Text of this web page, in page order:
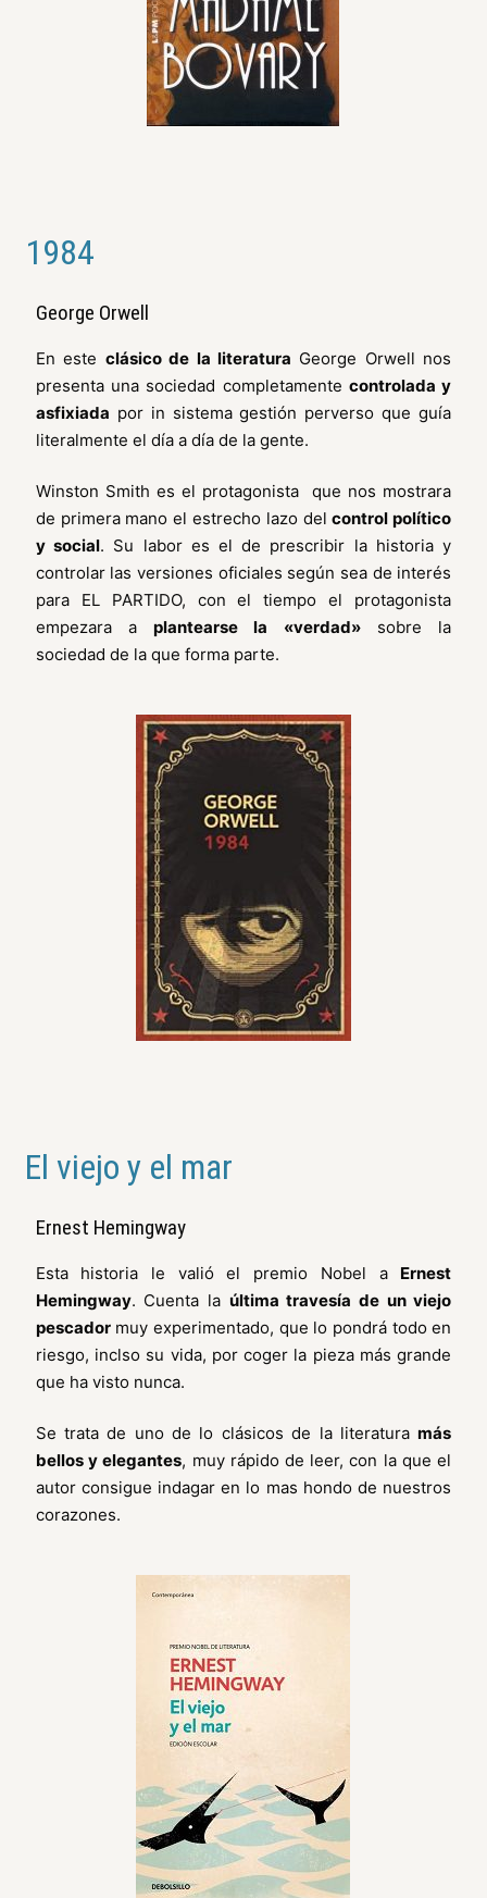
1984
George Orwell
En este clásico de la literatura George Orwell nos
presenta una sociedad completamente controlada y
asfixiada por in sistema gestión perverso que guía
literalmente el día a día de la gente.
Winston Smith es el protagonista que nos mostrara
de primera mano el estrecho lazo delcontrol político
y social. Su labor es el de prescribir la historia y
controlar las versiones oficiales según sea de interés
para EL PARTIDO, con el tiempo el protagonista
empezara aplantearse la «verdad»sobre la
sociedad de la que forma parte.
El viejo y el mar
Ernest Hemingway
Esta historia le valió el premio Nobel a Ernest
Hemingway. Cuenta la última travesía de un viejo
pescadormuy experimentado, que lo pondrá todo en
riesgo, inclso su vida, por coger la pieza más grande
que ha visto nunca.
Se trata de uno de lo clásicos de la literaturamás
bellos y elegantes, muy rápido de leer, con la que el
autor consigue indagar en lo mas hondo de nuestros
corazones.